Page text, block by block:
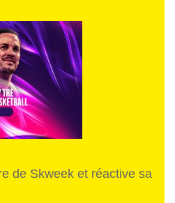
de Skweek et réactive sa